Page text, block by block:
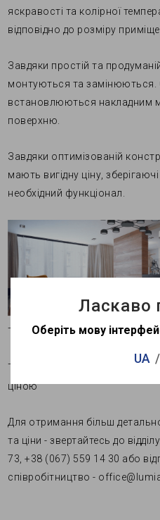
яскравості та колірної
відповідно до розміру
Завдяки простій та
монтуються та замінюються.
встановлюються накладним
поверхню.
Завдяки оптимізованій
мають вигідну ціну,
необхідний функціонал.
ТМ Ardero - Декоративне та
ТМ Ledcoin - Моделі з
ціною
Для отримання більш
та ціни - звертайтесь до
73, +38 (067) 559 14 30 або
співробітництво -
Ласкаво
Оберіть мову
UA